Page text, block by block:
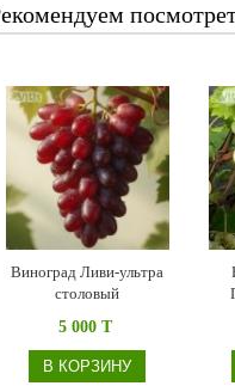
Виноград Ливи-ультра
столовый
5 000 T
В КОРЗИНУ